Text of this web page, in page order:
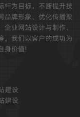
杆为目标，不断提升技
品牌形象、优化传播渠
业网站设计与制作、
。我们以客户的成功为
身价值!
建设
建设